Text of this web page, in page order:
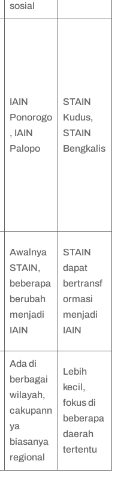
sosial
IAIN
Ponorogo
, IAIN
Palopo
STAIN
Kudus,
STAIN
Bengkalis
Awalnya
STAIN,
beberapa
berubah
menjadi
IAIN
STAIN
dapat
bertransf
ormasi
menjadi
IAIN
Ada di
berbagai
wilayah,
cakupann
ya
biasanya
regional
Lebih
kecil,
fokus di
beberapa
daerah
tertentu